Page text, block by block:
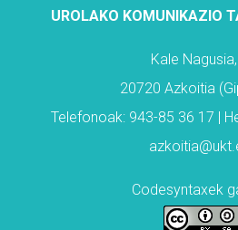
UROLAKO KOMUNIKAZIO
Kale
20720 Azkoitia
Telefonoak: 943-85 36 17 |
Codesyntaxek